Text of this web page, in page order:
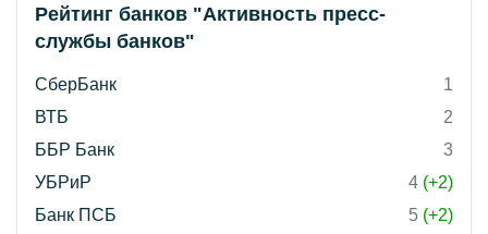
Рейтинг банков "Активность пресс-
службы банков"
СберБанк
1
ВТБ
2
ББР Банк
3
УБРиР
4 (+2)
Банк ПСБ
5 (+2)